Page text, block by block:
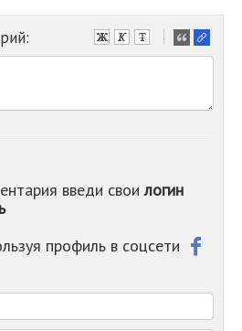
-
-
-
-
-
введи своилогин
профиль в соцсети